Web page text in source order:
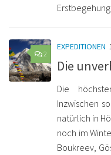
2
EXPEDITIONEN
Die
Die
Inzwischen
natürlich in
noch im
Boukreev,